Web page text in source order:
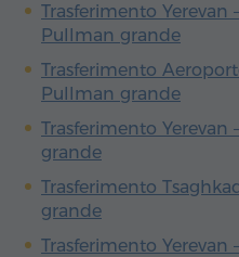
Trasferimento Yerevan
Pullman grande
Trasferimento
Pullman grande
Trasferimento Yerevan
grande
Trasferimento
grande
Trasferimento